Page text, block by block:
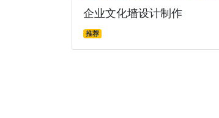
企业文化墙设计制作
推荐